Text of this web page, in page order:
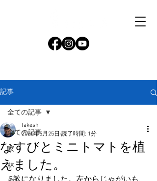
記事
全ての記事
家
林
全ての記事
なすびとミニトマトを植
えました。
takeshi
2020年5月25日 読了時間: 1分